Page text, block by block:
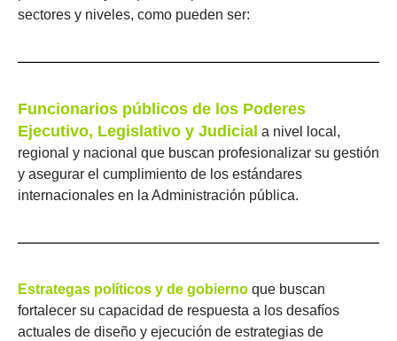
sectores y niveles, como pueden ser:
Funcionarios públicos de los Poderes
Ejecutivo, Legislativo y Judicial a nivel local,
regional y nacional que buscan profesionalizar su gestión
y asegurar el cumplimiento de los estándares
internacionales en la Administración pública.
Estrategas políticos y de gobierno que buscan
fortalecer su capacidad de respuesta a los desafíos
actuales de diseño y ejecución de estrategias de